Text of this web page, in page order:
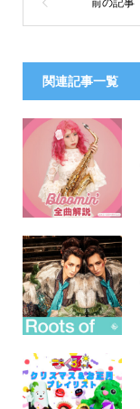
関連記事一覧